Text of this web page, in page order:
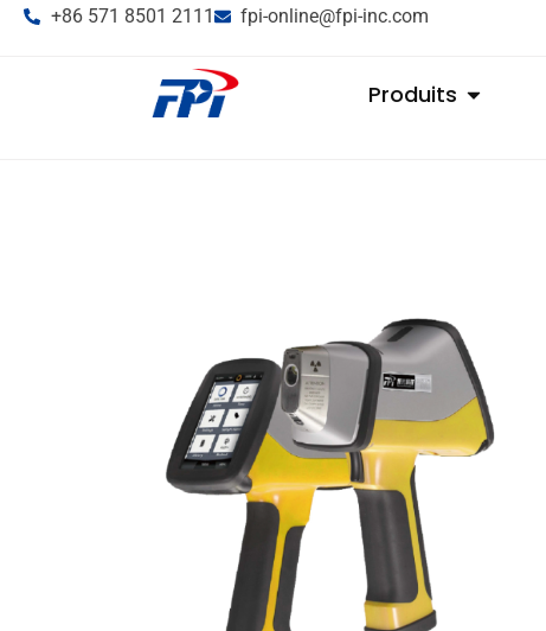
+86 571 8501 2111 fpi-online@fpi-inc.com
Produits